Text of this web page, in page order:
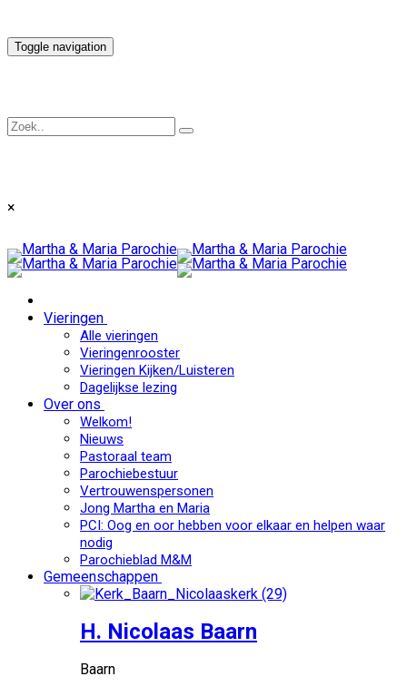
Toggle navigation
×
Vieringen
Alle vieringen
Vieringenrooster
Vieringen Kijken/Luisteren
Dagelijkse lezing
Over ons
Welkom!
Nieuws
Pastoraal team
Parochiebestuur
Vertrouwenspersonen
Jong Martha en Maria
PCI: Oog en oor hebben voor elkaar en helpen waar
nodig
Parochieblad M&M
Gemeenschappen
H. Nicolaas Baarn
Baarn